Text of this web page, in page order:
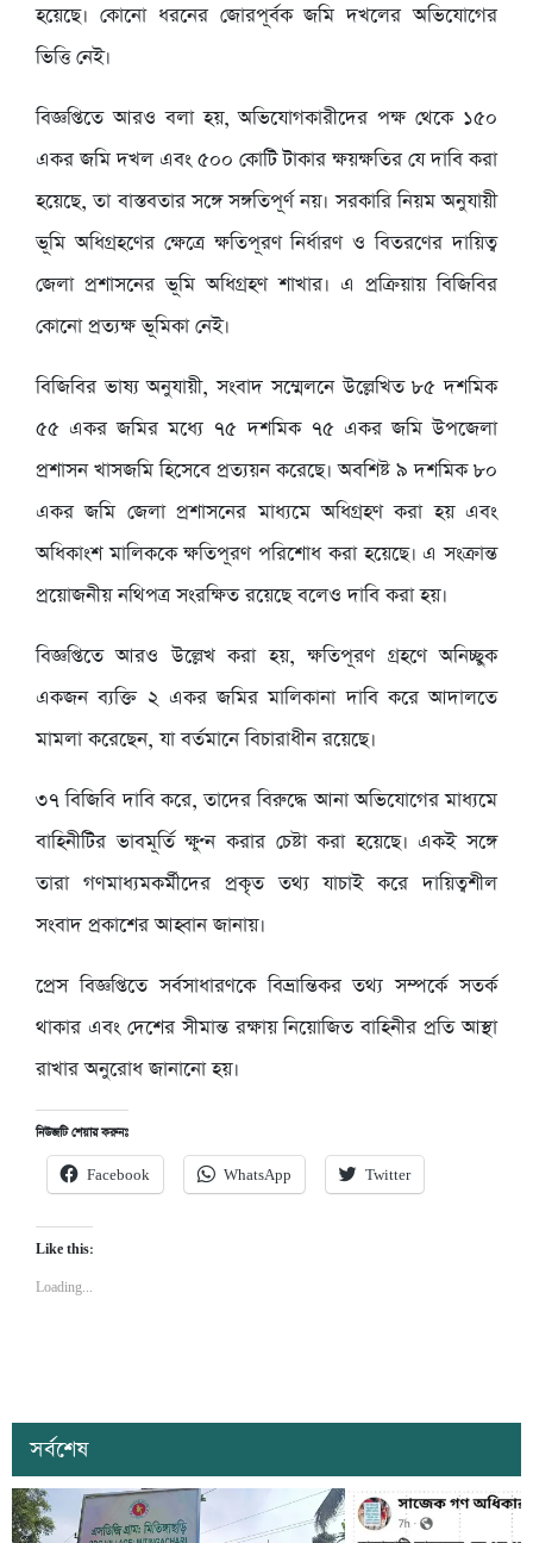
হয়েছে। কোনো ধরনের জোরপূর্বক জমি দখলের অভিযোগের
ভিত্তি নেই।
‎বিজ্ঞপ্তিতে আরও বলা হয়, অভিযোগকারীদের পক্ষ থেকে ১৫০
একর জমি দখল এবং ৫০০ কোটি টাকার ক্ষয়ক্ষতির যে দাবি করা
হয়েছে, তা বাস্তবতার সঙ্গে সঙ্গতিপূর্ণ নয়। সরকারি নিয়ম অনুযায়ী
ভূমি অধিগ্রহণের ক্ষেত্রে ক্ষতিপূরণ নির্ধারণ ও বিতরণের দায়িত্ব
জেলা প্রশাসনের ভূমি অধিগ্রহণ শাখার। এ প্রক্রিয়ায় বিজিবির
কোনো প্রত্যক্ষ ভূমিকা নেই।
‎বিজিবির ভাষ্য অনুযায়ী, সংবাদ সম্মেলনে উল্লেখিত ৮৫ দশমিক
৫৫ একর জমির মধ্যে ৭৫ দশমিক ৭৫ একর জমি উপজেলা
প্রশাসন খাসজমি হিসেবে প্রত্যয়ন করেছে। অবশিষ্ট ৯ দশমিক ৮০
একর জমি জেলা প্রশাসনের মাধ্যমে অধিগ্রহণ করা হয় এবং
অধিকাংশ মালিককে ক্ষতিপূরণ পরিশোধ করা হয়েছে। এ সংক্রান্ত
প্রয়োজনীয় নথিপত্র সংরক্ষিত রয়েছে বলেও দাবি করা হয়।
‎বিজ্ঞপ্তিতে আরও উল্লেখ করা হয়, ক্ষতিপূরণ গ্রহণে অনিচ্ছুক
একজন ব্যক্তি ২ একর জমির মালিকানা দাবি করে আদালতে
মামলা করেছেন, যা বর্তমানে বিচারাধীন রয়েছে।
‎৩৭ বিজিবি দাবি করে, তাদের বিরুদ্ধে আনা অভিযোগের মাধ্যমে
বাহিনীটির ভাবমূর্তি ক্ষুণ্ন করার চেষ্টা করা হয়েছে। একই সঙ্গে
তারা গণমাধ্যমকর্মীদের প্রকৃত তথ্য যাচাই করে দায়িত্বশীল
সংবাদ প্রকাশের আহ্বান জানায়।
‎প্রেস বিজ্ঞপ্তিতে সর্বসাধারণকে বিভ্রান্তিকর তথ্য সম্পর্কে সতর্ক
থাকার এবং দেশের সীমান্ত রক্ষায় নিয়োজিত বাহিনীর প্রতি আস্থা
রাখার অনুরোধ জানানো হয়।
নিউজটি শেয়ার করুনঃ
Facebook WhatsApp Twitter
Like this:
Loading...
সর্বশেষ